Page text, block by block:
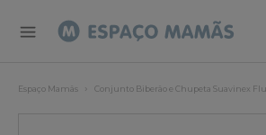
Espaço Mamãs Conjunto Biberão e Chupeta Suavinex